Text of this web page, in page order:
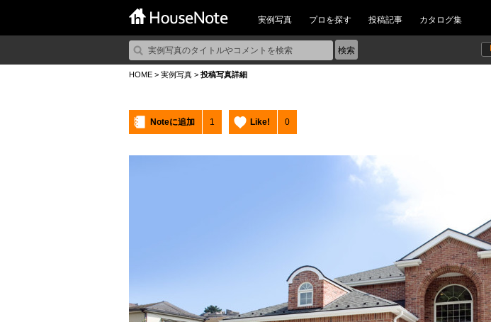
実例写真 プロを探す 投稿記事 カタログ集
HOME > 実例写真 > 投稿写真詳細
Noteに追加 1 Like! 0